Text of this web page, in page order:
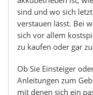
sind und wo sich
verstauen lässt. Bei
sich vor allem
zu kaufen oder gar
Ob Sie Einsteiger
Anleitungen zum
mit denen sich ein